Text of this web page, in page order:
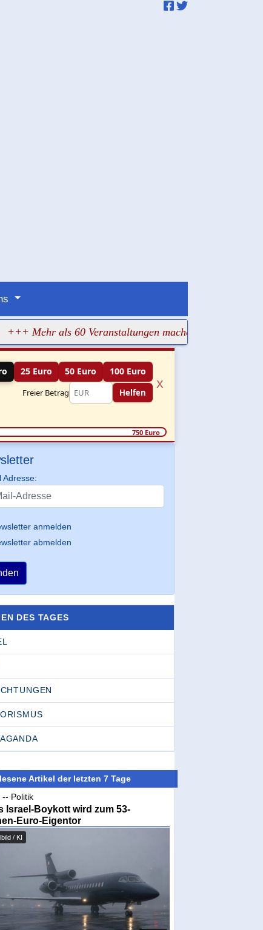
als 60 Veranstaltungen machen jüdisches Leben
25 Euro 50 Euro 100 Euro
Freier Betrag Helfen
x
750 Euro
Adresse:
anmelden
abmelden
DES TAGES
Artikel der letzten 7 Tage
-- Politik
Israel-Boykott wird zum 53-
Euro-Eigentor
/ KI